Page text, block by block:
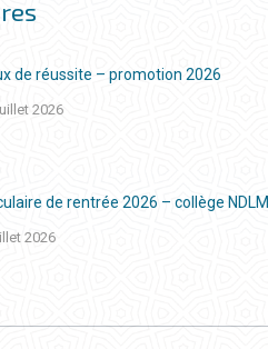
de réussite – promotion 2026
2026
de rentrée 2026 – collège NDLM
2026